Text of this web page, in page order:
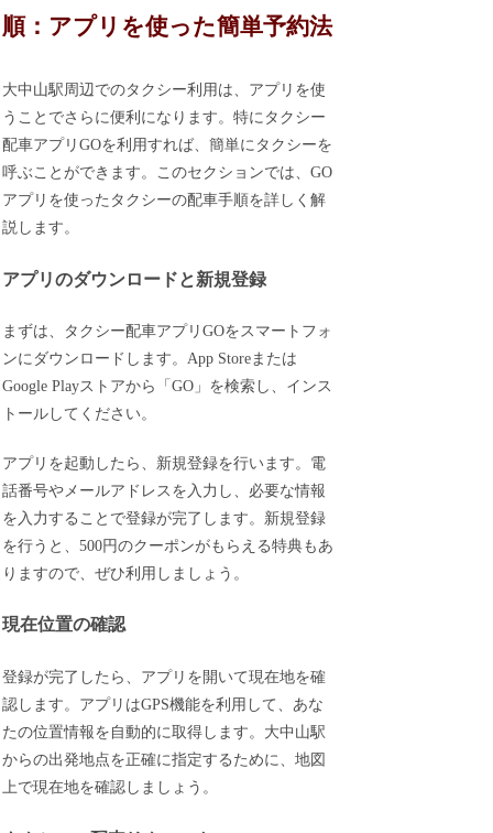
順：アプリを使った簡単予約法
大中山駅周辺でのタクシー利用は、アプリを使
うことでさらに便利になります。特にタクシー
配車アプリGOを利用すれば、簡単にタクシーを
呼ぶことができます。このセクションでは、GO
アプリを使ったタクシーの配車手順を詳しく解
説します。
アプリのダウンロードと新規登録
まずは、タクシー配車アプリGOをスマートフォ
ンにダウンロードします。App Storeまたは
Google Playストアから「GO」を検索し、インス
トールしてください。
アプリを起動したら、新規登録を行います。電
話番号やメールアドレスを入力し、必要な情報
を入力することで登録が完了します。新規登録
を行うと、500円のクーポンがもらえる特典もあ
りますので、ぜひ利用しましょう。
現在位置の確認
登録が完了したら、アプリを開いて現在地を確
認します。アプリはGPS機能を利用して、あな
たの位置情報を自動的に取得します。大中山駅
からの出発地点を正確に指定するために、地図
上で現在地を確認しましょう。